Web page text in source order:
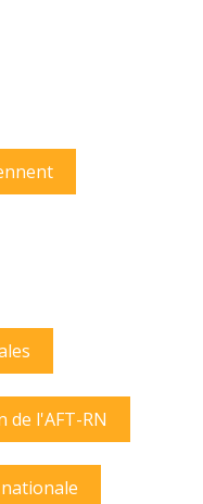
de l'AFT-RN